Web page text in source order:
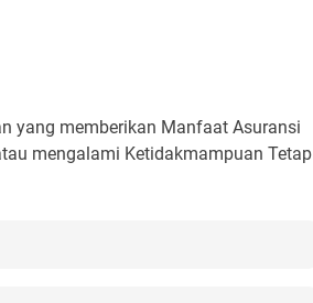
yang memberikan Manfaat Asuransi
mengalami Ketidakmampuan Tetap